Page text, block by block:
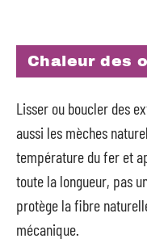
Chaleur des
Lisser ou boucler des
aussi les mèches
température du fer et
toute la longueur, pas
protège la fibre
mécanique.